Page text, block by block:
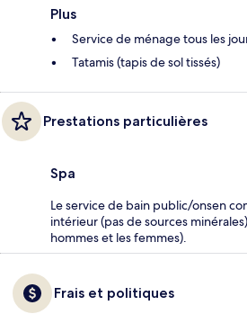
Plus
Service de ménage tous les
Tatamis (tapis de sol tissés)
Prestations particulières
Spa
Le service de bain public/onsen
intérieur (pas de sources
hommes et les femmes).
Frais et politiques